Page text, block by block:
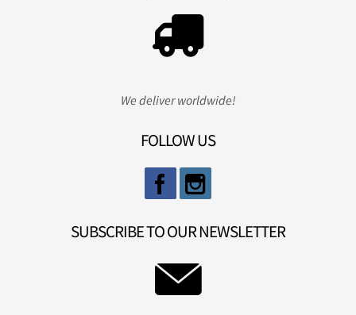
We deliver worldwide!
FOLLOW US
SUBSCRIBE TO OUR NEWSLETTER